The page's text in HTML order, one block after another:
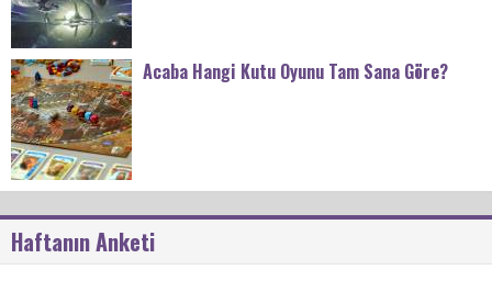
Acaba Hangi Kutu Oyunu Tam Sana Göre?
Haftanın Anketi